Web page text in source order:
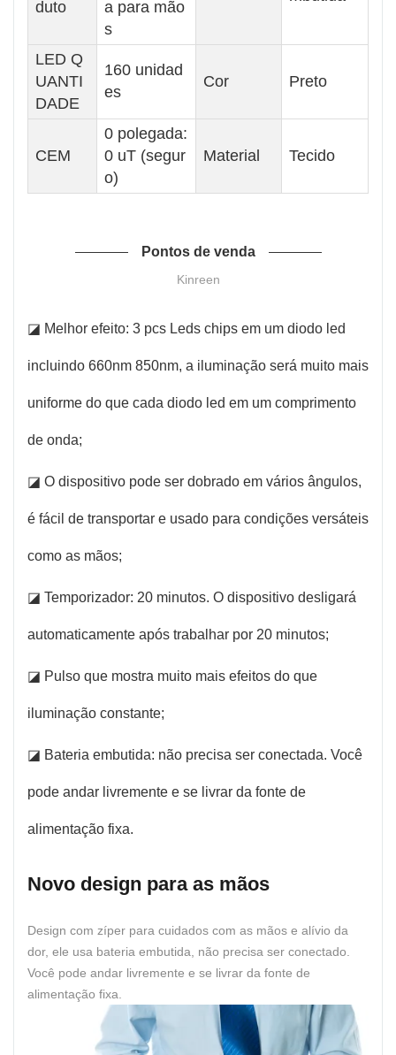
duto
a para mão
s
LED Q
UANTI
DADE
160 unidad
es
Cor Preto
CEM
0 polegada:
0 uT (segur
o)
Material Tecido
Pontos de venda
Kinreen
◪ Melhor efeito: 3 pcs Leds chips em um diodo led
incluindo 660nm 850nm, a iluminação será muito mais
uniforme do que cada diodo led em um comprimento
de onda;
◪ O dispositivo pode ser dobrado em vários ângulos,
é fácil de transportar e usado para condições versáteis
como as mãos;
◪ Temporizador: 20 minutos. O dispositivo desligará
automaticamente após trabalhar por 20 minutos;
◪ Pulso que mostra muito mais efeitos do que
iluminação constante;
◪ Bateria embutida: não precisa ser conectada. Você
pode andar livremente e se livrar da fonte de
alimentação fixa.
Novo design para as mãos
Design com zíper para cuidados com as mãos e alívio da
dor, ele usa bateria embutida, não precisa ser conectado.
Você pode andar livremente e se livrar da fonte de
alimentação fixa.